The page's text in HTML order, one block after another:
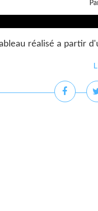
réalisé a partir